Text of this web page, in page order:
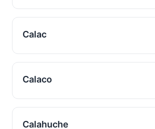
Calac
Calaco
Calahuche